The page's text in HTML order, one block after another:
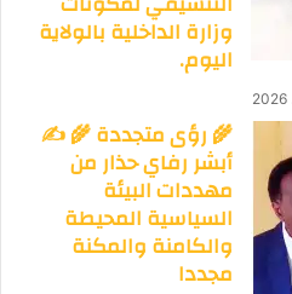
وزارة الداخلية بالولاية
اليوم.
🌾 رؤى متجددة 🌾 ✍️
أبشر رفاي حذار من
مهددات البيئة
السياسية المحيطة
والكامنة والمكنة
مجددا